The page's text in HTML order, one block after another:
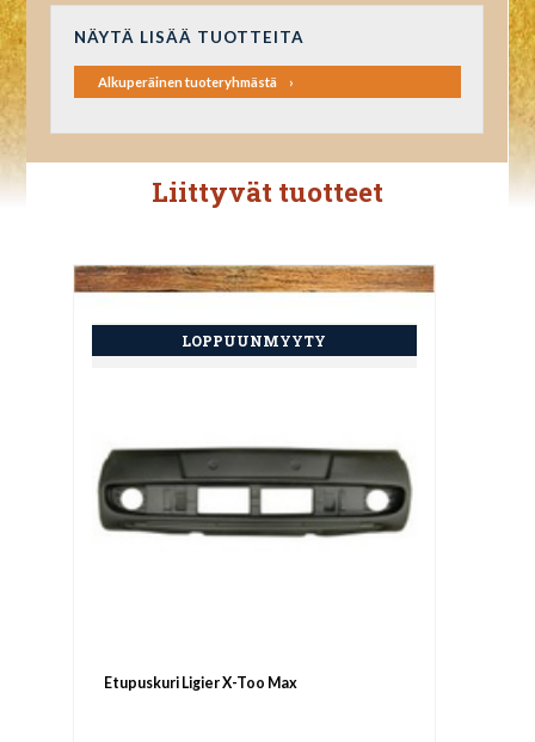
NÄYTÄ LISÄÄ TUOTTEITA
Alkuperäinen tuoteryhmästä
Liittyvät tuotteet
Etupuskuri Ligier X-Too Max